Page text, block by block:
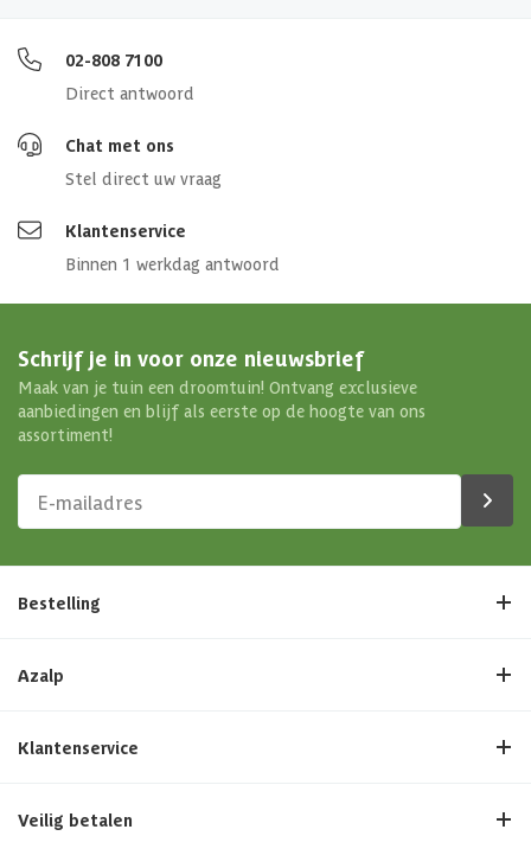
Bevestiging
Aanbevolen
Saunastenen
02-808 7100
Direct antwoord
Chat met ons
Stel direct uw vraag
Klantenservice
Binnen 1 werkdag antwoord
Schrijf je in voor onze nieuwsbrief
Maak van je tuin een droomtuin! Ontvang exclusieve
aanbiedingen en blijf als eerste op de hoogte van ons
assortiment!
Bestelling
Azalp
Klantenservice
Veilig betalen